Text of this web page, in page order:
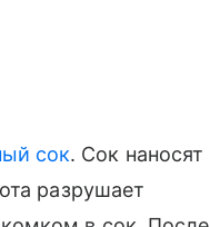
сок. Сок наносят
разрушает